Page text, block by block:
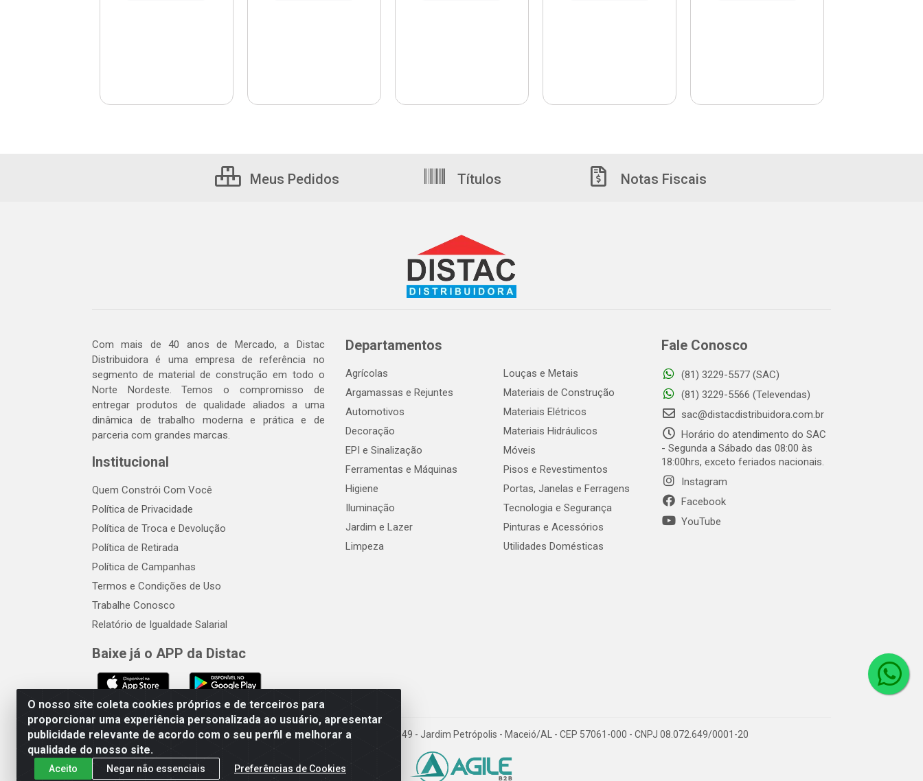
O nosso site coleta cookies próprios e de terceiros para
proporcionar uma experiência personalizada ao usuário, apresentar
publicidade relevante de acordo com o seu perfil e melhorar a
qualidade do nosso site.
Aceito Negar não essenciais Preferências de Cookies
Meus Pedidos Títulos Notas Fiscais
Com mais de 40 anos de Mercado, a Distac
Distribuidora é uma empresa de referência no
segmento de material de construção em todo o
Norte Nordeste. Temos o compromisso de
entregar produtos de qualidade aliados a uma
dinâmica de trabalho moderna e prática e de
parceria com grandes marcas.
Institucional
Quem Constrói Com Você
Política de Privacidade
Política de Troca e Devolução
Política de Retirada
Política de Campanhas
Termos e Condições de Uso
Trabalhe Conosco
Relatório de Igualdade Salarial
Baixe já o APP da Distac
Departamentos
Agrícolas
Argamassas e Rejuntes
Automotivos
Decoração
EPI e Sinalização
Ferramentas e Máquinas
Higiene
Iluminação
Jardim e Lazer
Limpeza
Louças e Metais
Materiais de Construção
Materiais Elétricos
Materiais Hidráulicos
Móveis
Pisos e Revestimentos
Portas, Janelas e Ferragens
Tecnologia e Segurança
Pinturas e Acessórios
Utilidades Domésticas
Fale Conosco
(81) 3229-5577 (SAC)
(81) 3229-5566 (Televendas)
sac@distacdistribuidora.com.br
Horário do atendimento do SAC
- Segunda a Sábado das 08:00 às
18:00hrs, exceto feriados nacionais.
Instagram
Facebook
YouTube
Distac Distribuidora - Av. Durval de Góes Monteiro, 7049 - Jardim Petrópolis - Maceió/AL - CEP 57061-000 - CNPJ 08.072.649/0001-20